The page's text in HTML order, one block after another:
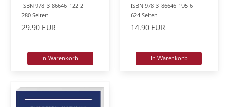
ISBN 978-3-86646-122-2
280 Seiten
29.90 EUR
In Warenkorb
ISBN 978-3-86646-195-6
624 Seiten
14.90 EUR
In Warenkorb